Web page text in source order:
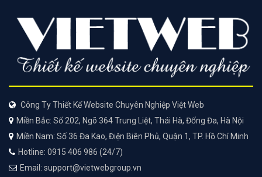
Công Ty Thiết Kế Website Chuyên Nghiệp Việt Web
Miền Bắc: Số 202, Ngõ 364 Trung Liệt, Thái Hà, Đống Đa, Hà Nội
Miền Nam: Số 36 Đa Kao, Điện Biên Phủ, Quận 1, TP. Hồ Chí Minh
Hotline: 0915 406 986 (24/7)
Email: support@vietwebgroup.vn